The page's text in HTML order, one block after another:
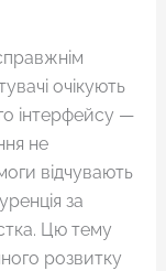
очікують
інтерфейсу —
не
відчувають
за
Цю тему
розвитку